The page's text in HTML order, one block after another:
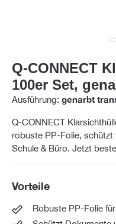
Q-CONNECT
100er Set,
Ausführung: genarbt
Q-CONNECT
robuste PP-Folie, schützt
Schule & Büro. Jetzt
Vorteile
Robuste PP-Folie